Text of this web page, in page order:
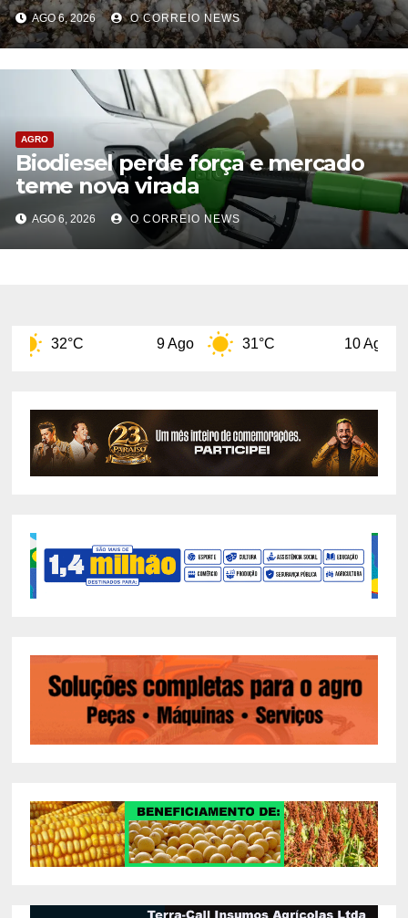
AGO 6, 2026 O CORREIO NEWS
AGRO
Biodiesel perde força e mercado
teme nova virada
AGO 6, 2026 O CORREIO NEWS
9 Ago 31°C 10 Ago 32°C